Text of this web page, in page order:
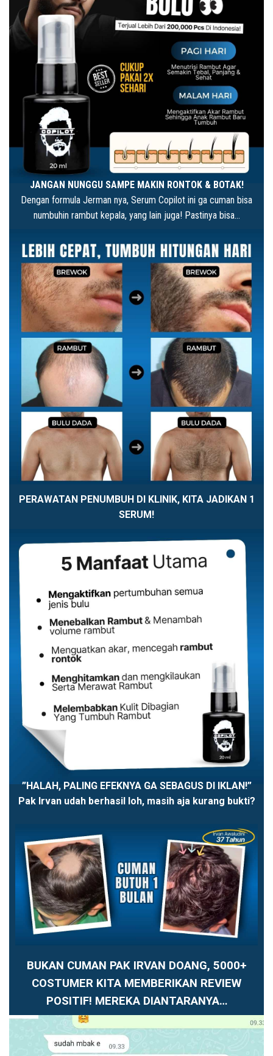
JANGAN NUNGGU SAMPE MAKIN RONTOK & BOTAK!
Dengan formula Jerman nya, Serum Copilot ini ga cuman bisa
numbuhin rambut kepala, yang lain juga! Pastinya bisa…
PERAWATAN PENUMBUH DI KLINIK, KITA JADIKAN 1
SERUM!
”HALAH, PALING EFEKNYA GA SEBAGUS DI IKLAN!”
Pak Irvan udah berhasil loh, masih aja kurang bukti?
BUKAN CUMAN PAK IRVAN DOANG, 5000+
COSTUMER KITA MEMBERIKAN REVIEW
POSITIF! MEREKA DIANTARANYA…